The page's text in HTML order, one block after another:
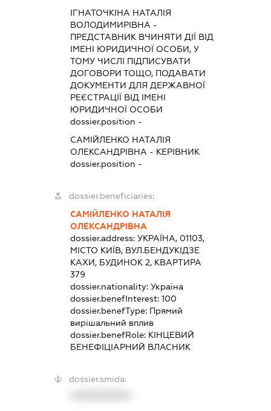
ІГНАТОЧКІНА НАТАЛІЯ
ВОЛОДИМИРІВНА -
ПРЕДСТАВНИК ВЧИНЯТИ ДІЇ ВІД
ІМЕНІ ЮРИДИЧНОЇ ОСОБИ, У
ТОМУ ЧИСЛІ ПІДПИСУВАТИ
ДОГОВОРИ ТОЩО, ПОДАВАТИ
ДОКУМЕНТИ ДЛЯ ДЕРЖАВНОЇ
РЕЄСТРАЦІЇ ВІД ІМЕНІ
ЮРИДИЧНОЇ ОСОБИ
dossier.position -
САМІЙЛЕНКО НАТАЛІЯ
ОЛЕКСАНДРІВНА - КЕРІВНИК
dossier.position -
dossier.beneficiaries:
САМІЙЛЕНКО НАТАЛІЯ
ОЛЕКСАНДРІВНА
dossier.address: УКРАЇНА, 01103,
МІСТО КИЇВ, ВУЛ.БЕНДУКІДЗЕ
КАХИ, БУДИНОК 2, КВАРТИРА
379
dossier.nationality: Україна
dossier.benefInterest: 100
dossier.benefType: Прямий
вирішальний вплив
dossier.benefRole: КІНЦЕВИЙ
БЕНЕФІЦІАРНИЙ ВЛАСНИК
dossier.smida: